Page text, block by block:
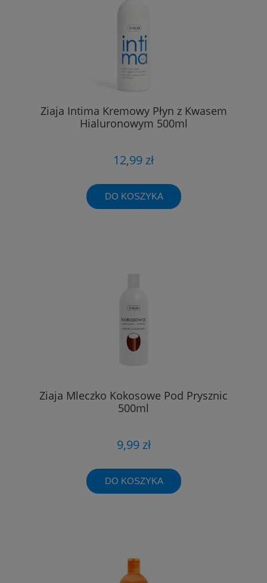
Ziaja Intima Kremowy Płyn z Kwasem
Hialuronowym 500ml
12,99 zł
DO KOSZYKA
Ziaja Mleczko Kokosowe Pod Prysznic
500ml
9,99 zł
DO KOSZYKA